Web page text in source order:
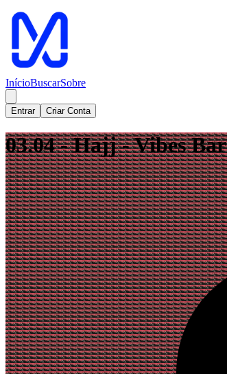
InícioBuscarSobre
Entrar Criar Conta
03.04 - Hajj - Vibes Bar